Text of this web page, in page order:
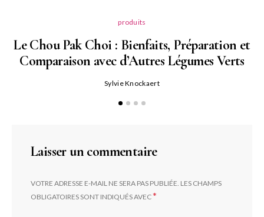
produits
Le Chou Pak Choi : Bienfaits, Préparation et
Comparaison avec d’Autres Légumes Verts
Sylvie Knockaert
Laisser un commentaire
VOTRE ADRESSE E-MAIL NE SERA PAS PUBLIÉE. LES CHAMPS
OBLIGATOIRES SONT INDIQUÉS AVEC*